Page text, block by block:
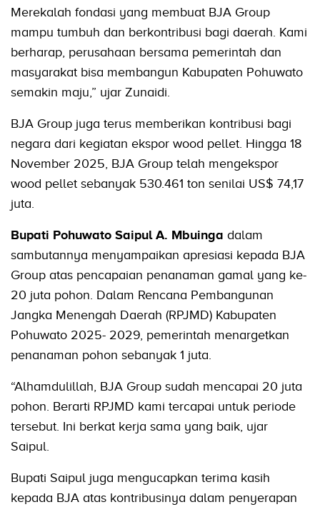
Merekalah fondasi yang membuat BJA Group
mampu tumbuh dan berkontribusi bagi daerah. Kami
berharap, perusahaan bersama pemerintah dan
masyarakat bisa membangun Kabupaten Pohuwato
semakin maju,” ujar Zunaidi.
BJA Group juga terus memberikan kontribusi bagi
negara dari kegiatan ekspor wood pellet. Hingga 18
November 2025, BJA Group telah mengekspor
wood pellet sebanyak 530.461 ton senilai US$ 74,17
juta.
Bupati Pohuwato Saipul A. Mbuinga dalam
sambutannya menyampaikan apresiasi kepada BJA
Group atas pencapaian penanaman gamal yang ke-
20 juta pohon. Dalam Rencana Pembangunan
Jangka Menengah Daerah (RPJMD) Kabupaten
Pohuwato 2025- 2029, pemerintah menargetkan
penanaman pohon sebanyak 1 juta.
“Alhamdulillah, BJA Group sudah mencapai 20 juta
pohon. Berarti RPJMD kami tercapai untuk periode
tersebut. Ini berkat kerja sama yang baik, ujar
Saipul.
Bupati Saipul juga mengucapkan terima kasih
kepada BJA atas kontribusinya dalam penyerapan